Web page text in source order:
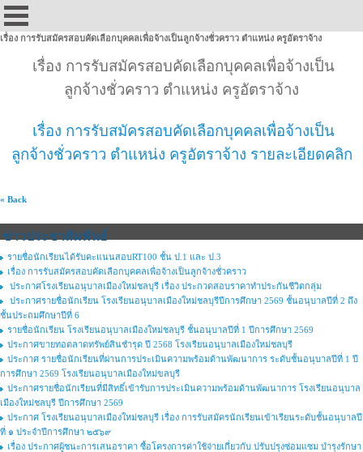
เรื่อง การรับสมัครสอบคัดเลือกบุคคลเพื่อจ้างเป็นลูกจ้างชั่วคราว ตำแหน่ง ครูอัตราจ้าง
เรื่อง การรับสมัครสอบคัดเลือกบุคคลเพื่อจ้างเป็น
ลูกจ้างชั่วคราว ตำแหน่ง ครูอัตราจ้าง
เรื่อง การรับสมัครสอบคัดเลือกบุคคลเพื่อจ้างเป็น
ลูกจ้างชั่วคราว ตำแหน่ง ครูอัตราจ้าง รายละเอียดคลิก
« Back
ข่าวประชาสัมพันธ์
รายชื่อนักเรียนได้รับคะแนนสอบRT100 ชั้น ป.1 และ ป.3
เรื่อง การรับสมัครสอบคัดเลือกบุคคลเพื่อจ้างเป็นลูกจ้างชั่วคราว
ประกาศโรงเรียนอนุบาลเมืองใหม่ชลบุรี เรื่อง ประกวดสอบราคาทำประกันชีวิตกลุ่ม
ประกาศรายชื่อนักเรียน โรงเรียนอนุบาลเมืองใหม่ชลบุรีปีการศึกษา 2569 ชั้นอนุบาลปีที่ 2 ถึง
ชั้นประถมศึกษาปีที่ 6
รายชื่อนักเรียน โรงเรียนอนุบาลเมืองใหม่ชลบุรี ชั้นอนุบาลปีที่ 1 ปีการศึกษา 2569
ประกาศขายทอตลาดทรัพย์สินชำรุด ปี 2568 โรงเรียนอนุบาลเมืองใหม่ชลบุรี
ประกาศ รายชื่อนักเรียนที่ผ่านการประเมินความพร้อมด้านพัฒนาการ ระดับชั้นอนุบาลปีที่ 1 ปี
การศึกษา 2569 โรงเรียนอนุบาลเมืองใหม่ขลบุรี
ประกาศรายชื่อนักเรียนที่มีสิทธิ์เข้ารับการประเมินความพร้อมด้านพัฒนาการ โรงเรียนอนุบาล
เมืองใหม่ชลบุรี ปีการศึกษา 2569
ประกาศ โรงเรียนอนุบาลเมืองใหม่ชลบุรี เรื่อง การรับสมัครนักเรียนเข้าเรียนระดับชั้นอนุบาลปี
ที่ ๑ ประจำปีการศึกษา ๒๕๖๙
เรื่อง ประกาศผู้ชนะการเสนอราคา ซื้อโครงการค่าใช้จ่ายเกี่ยวกับ ปรับปรุงซ่อมแซม บำรุงรักษา